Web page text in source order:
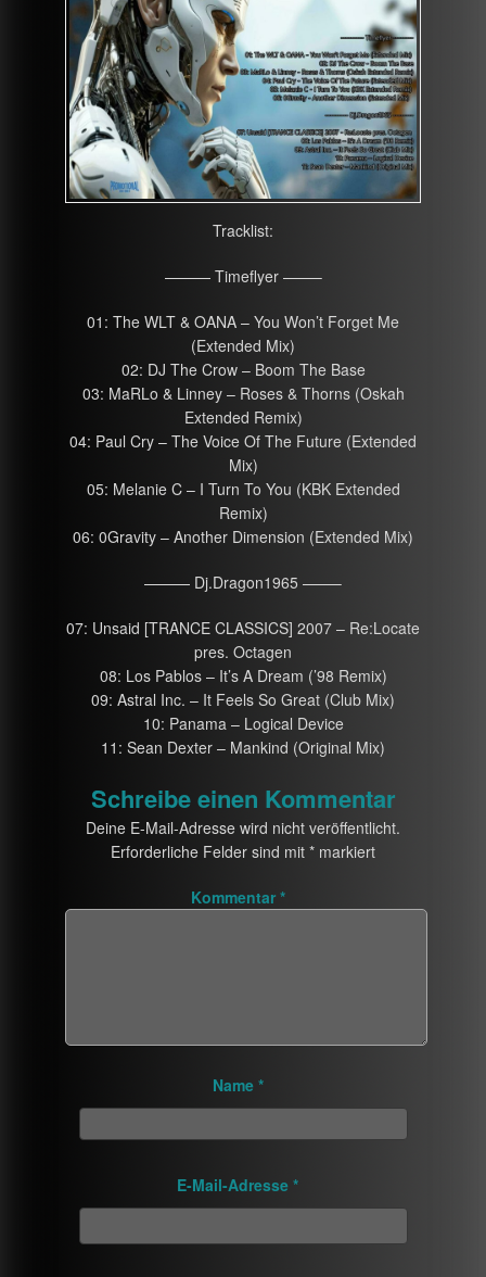
Tracklist:
——— Timeflyer ——–
01: The WLT & OANA – You Won’t Forget Me
(Extended Mix)
02: DJ The Crow – Boom The Base
03: MaRLo & Linney – Roses & Thorns (Oskah
Extended Remix)
04: Paul Cry – The Voice Of The Future (Extended
Mix)
05: Melanie C – I Turn To You (KBK Extended
Remix)
06: 0Gravity – Another Dimension (Extended Mix)
——— Dj.Dragon1965 ——–
07: Unsaid [TRANCE CLASSICS] 2007 – Re:Locate
pres. Octagen
08: Los Pablos – It’s A Dream (’98 Remix)
09: Astral Inc. – It Feels So Great (Club Mix)
10: Panama – Logical Device
11: Sean Dexter – Mankind (Original Mix)
Schreibe einen Kommentar
Deine E-Mail-Adresse wird nicht veröffentlicht.
Erforderliche Felder sind mit * markiert
Kommentar *
Name *
E-Mail-Adresse *